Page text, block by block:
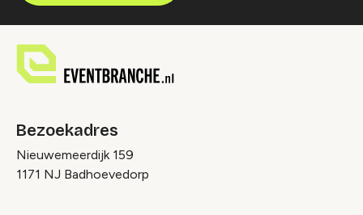
Bezoekadres
Nieuwemeerdijk 159
1171 NJ Badhoevedorp